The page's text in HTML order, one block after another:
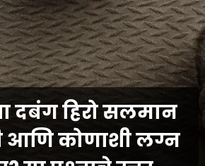
दबंग हिरो सलमान
आणि कोणाशी लग्न